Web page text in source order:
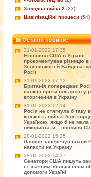
Холодна війна-2 (23)
Цивілізаційні процеси (54)
Останні новини:
31-01-2022 17:35
Експосол США в Україні
прокоментував різницю в
Зеленського й Байдена
Росії
31-01-2022 17:12
Британія попереджає
санкції проти олігархів у
вторгнення в Україну
31-01-2022 12:14
Росія не стягнула б таку
кількість військ біля
Україною, якщо б не мала
використати – послиня
28-01-2022 15:25
Лавров заперечує плани
напасти на Україну
28-01-2022 14:37
Сенатори США пишуть
із значним збільшенням
допомоги Україні